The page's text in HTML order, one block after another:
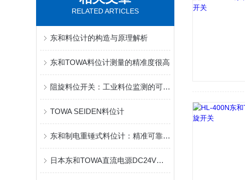
RELATED ARTICLES
东和料位计的构造与原理解析
东和TOWA料位计测量的精准度很高
阻旋料位开关：工业料位监测的可靠守护者
TOWA SEIDEN料位计
东和制电重锤式料位计：精准可靠，工业料位监测理想选择
日本东和TOWA直流电源DC24V阻旋式料位开关/料位计的选型指南